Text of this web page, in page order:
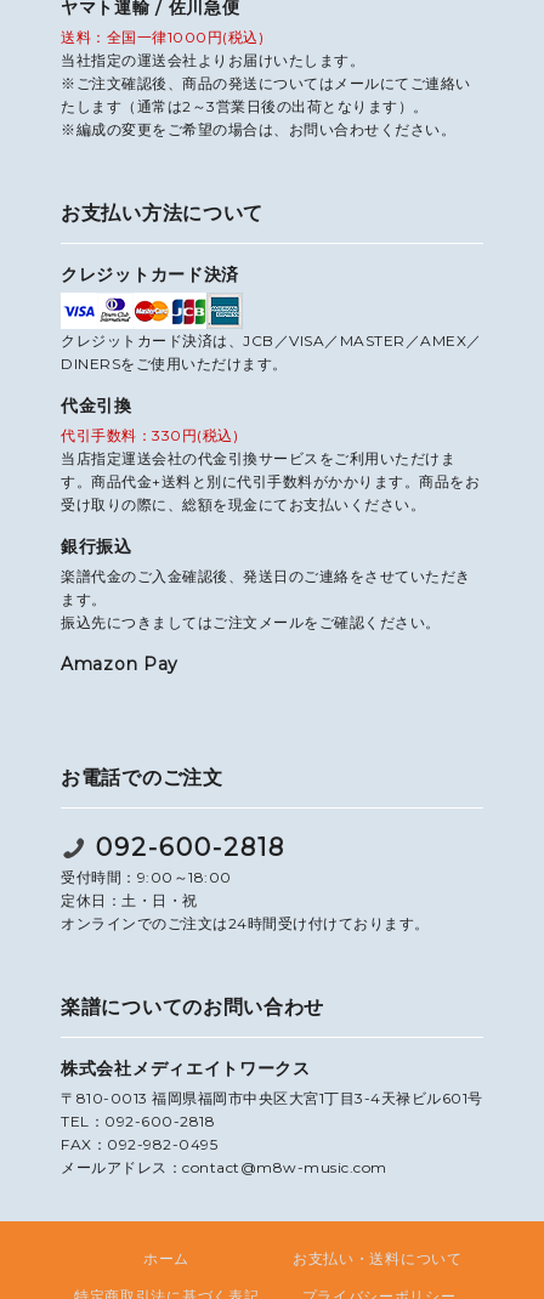
ヤマト運輸 / 佐川急便
送料：全国一律1000円(税込)
当社指定の運送会社よりお届けいたします。
※ご注文確認後、商品の発送についてはメールにてご連絡い
たします（通常は2～3営業日後の出荷となります）。
※編成の変更をご希望の場合は、お問い合わせください。
お支払い方法について
クレジットカード決済
クレジットカード決済は、JCB／VISA／MASTER／AMEX／
DINERSをご使用いただけます。
代金引換
代引手数料：330円(税込)
当店指定運送会社の代金引換サービスをご利用いただけま
す。商品代金+送料と別に代引手数料がかかります。商品をお
受け取りの際に、総額を現金にてお支払いください。
銀行振込
楽譜代金のご入金確認後、発送日のご連絡をさせていただき
ます。
振込先につきましてはご注文メールをご確認ください。
Amazon Pay
お電話でのご注文
092-600-2818
受付時間：9:00～18:00
定休日：土・日・祝
オンラインでのご注文は24時間受け付けております。
楽譜についてのお問い合わせ
株式会社メディエイトワークス
〒810-0013 福岡県福岡市中央区大宮1丁目3-4天禄ビル601号
TEL：092-600-2818
FAX：092-982-0495
メールアドレス：contact@m8w-music.com
ホーム お支払い・送料について